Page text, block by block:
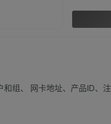
组、 网卡地址、产品ID、